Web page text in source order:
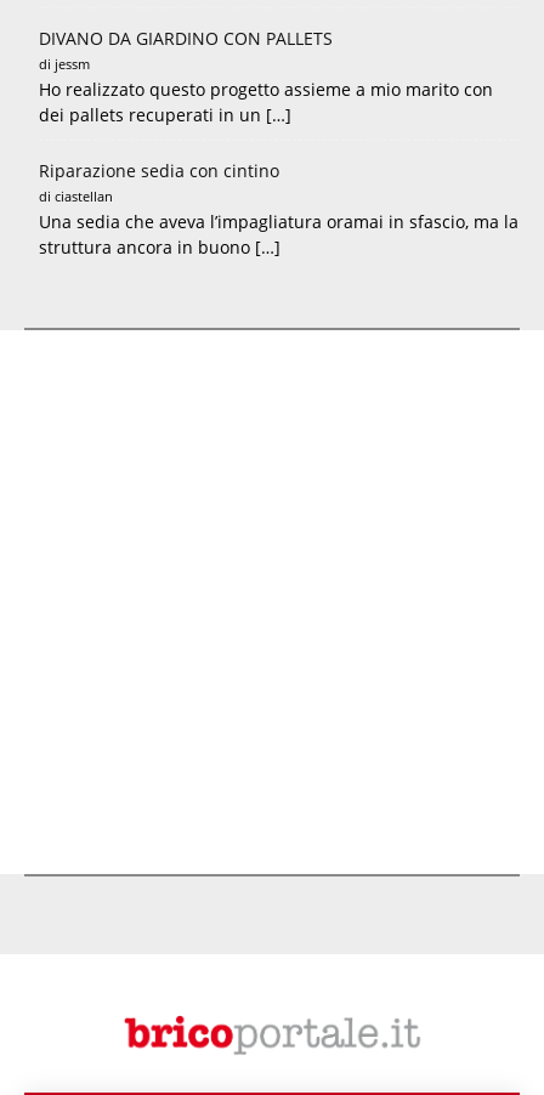
DIVANO DA GIARDINO CON PALLETS
di jessm
Ho realizzato questo progetto assieme a mio marito con
dei pallets recuperati in un […]
Riparazione sedia con cintino
di ciastellan
Una sedia che aveva l’impagliatura oramai in sfascio, ma la
struttura ancora in buono […]